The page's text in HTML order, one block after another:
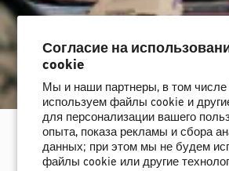
Согласие на
cookie
Мы и наши партнеры, в том числе
используем файлы cookie и
для персонализации вашего
опыта, показа рекламы и сбора
данных; при этом мы не будем
файлы cookie или другие
СТАНЬТЕ ЧАСТЬЮ